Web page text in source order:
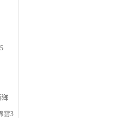
鄉
雲3